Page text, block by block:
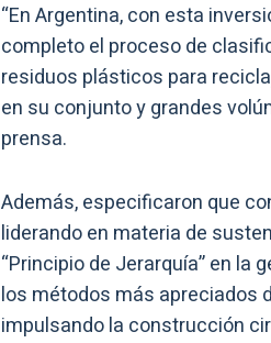
“En Argentina, con esta
completo el proceso de
residuos plásticos para
en su conjunto y grandes
prensa.
Además, especificaron que
liderando en materia de
“Principio de Jerarquía” en la
los métodos más apreciados
impulsando la construcción